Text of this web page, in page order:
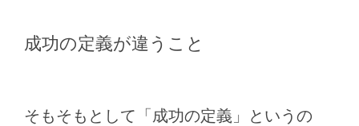
成功の定義が違うこと
そもそもとして「成功の定義」というの